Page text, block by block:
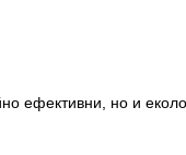
ефективни, но и